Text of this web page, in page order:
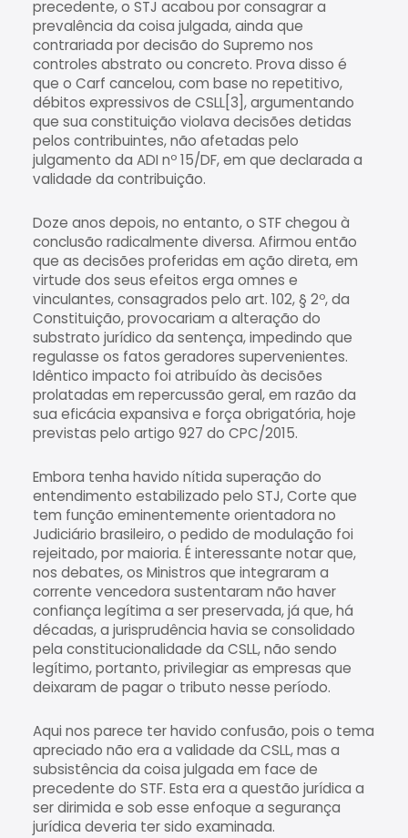
precedente, o STJ acabou por consagrar a
prevalência da coisa julgada, ainda que
contrariada por decisão do Supremo nos
controles abstrato ou concreto. Prova disso é
que o Carf cancelou, com base no repetitivo,
débitos expressivos de CSLL[3], argumentando
que sua constituição violava decisões detidas
pelos contribuintes, não afetadas pelo
julgamento da ADI nº 15/DF, em que declarada a
validade da contribuição.
Doze anos depois, no entanto, o STF chegou à
conclusão radicalmente diversa. Afirmou então
que as decisões proferidas em ação direta, em
virtude dos seus efeitos erga omnes e
vinculantes, consagrados pelo art. 102, § 2º, da
Constituição, provocariam a alteração do
substrato jurídico da sentença, impedindo que
regulasse os fatos geradores supervenientes.
Idêntico impacto foi atribuído às decisões
prolatadas em repercussão geral, em razão da
sua eficácia expansiva e força obrigatória, hoje
previstas pelo artigo 927 do CPC/2015.
Embora tenha havido nítida superação do
entendimento estabilizado pelo STJ, Corte que
tem função eminentemente orientadora no
Judiciário brasileiro, o pedido de modulação foi
rejeitado, por maioria. É interessante notar que,
nos debates, os Ministros que integraram a
corrente vencedora sustentaram não haver
confiança legítima a ser preservada, já que, há
décadas, a jurisprudência havia se consolidado
pela constitucionalidade da CSLL, não sendo
legítimo, portanto, privilegiar as empresas que
deixaram de pagar o tributo nesse período.
Aqui nos parece ter havido confusão, pois o tema
apreciado não era a validade da CSLL, mas a
subsistência da coisa julgada em face de
precedente do STF. Esta era a questão jurídica a
ser dirimida e sob esse enfoque a segurança
jurídica deveria ter sido examinada.